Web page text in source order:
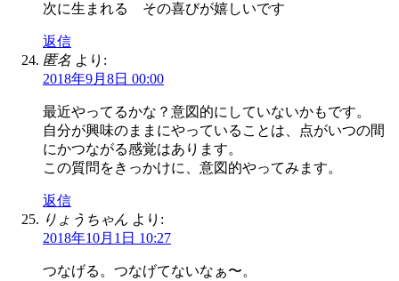
次に生まれる その喜びが嬉しいです
返信
匿名 より:
2018年9月8日 00:00
最近やってるかな？意図的にしていないかもです。
自分が興味のままにやっていることは、点がいつの間
にかつながる感覚はあります。
この質問をきっかけに、意図的やってみます。
返信
りょうちゃん より:
2018年10月1日 10:27
つなげる。つなげてないなぁ〜。